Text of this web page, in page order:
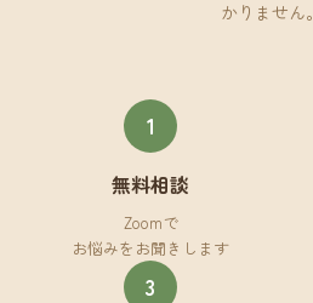
かりません。
1
無料相談
Zoomで
お悩みをお聞きします
3